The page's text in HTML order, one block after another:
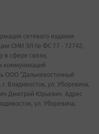
сетевого издания
СМИ ЭЛ № ФС 77 - 72742,
в сфере связи,
коммуникаций
ООО "Дальневосточный
Владивосток, ул. Уборевича,
Дмитрий Юрьевич. Адрес
ул. Уборевича,